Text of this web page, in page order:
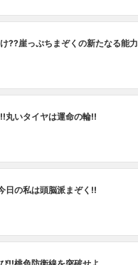
??崖っぷちまぞくの新たなる能力
丸いタイヤは運命の輪!!
日の私は頭脳派まぞく!!